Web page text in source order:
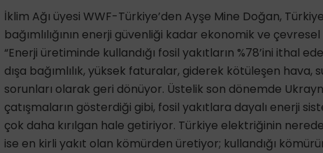
İklim Ağı üyesi WWF-Türkiye’den Ayşe Mine Doğan,
bağımlılığının enerji güvenliği kadar ekonomik ve çevresel
“Enerji üretiminde kullandığı fosil yakıtların %78’ini ithal
dışa bağımlılık, yüksek faturalar, giderek kötüleşen
sorunları olarak geri dönüyor. Üstelik son dönemde
çatışmaların gösterdiği gibi, fosil yakıtlara dayalı enerji
çok daha kırılgan hale getiriyor. Türkiye elektriğinin
ise en kirli yakıt olan kömürden üretiyor; kullandığı